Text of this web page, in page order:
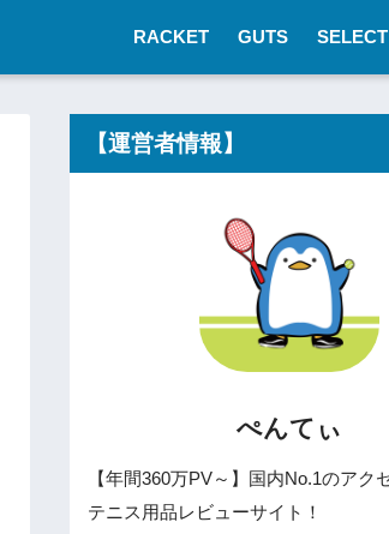
RACKET GUTS SELECT
【運営者情報】
ぺんてぃ
【年間360万PV～】国内No.1のアク
テニス用品レビューサイト！